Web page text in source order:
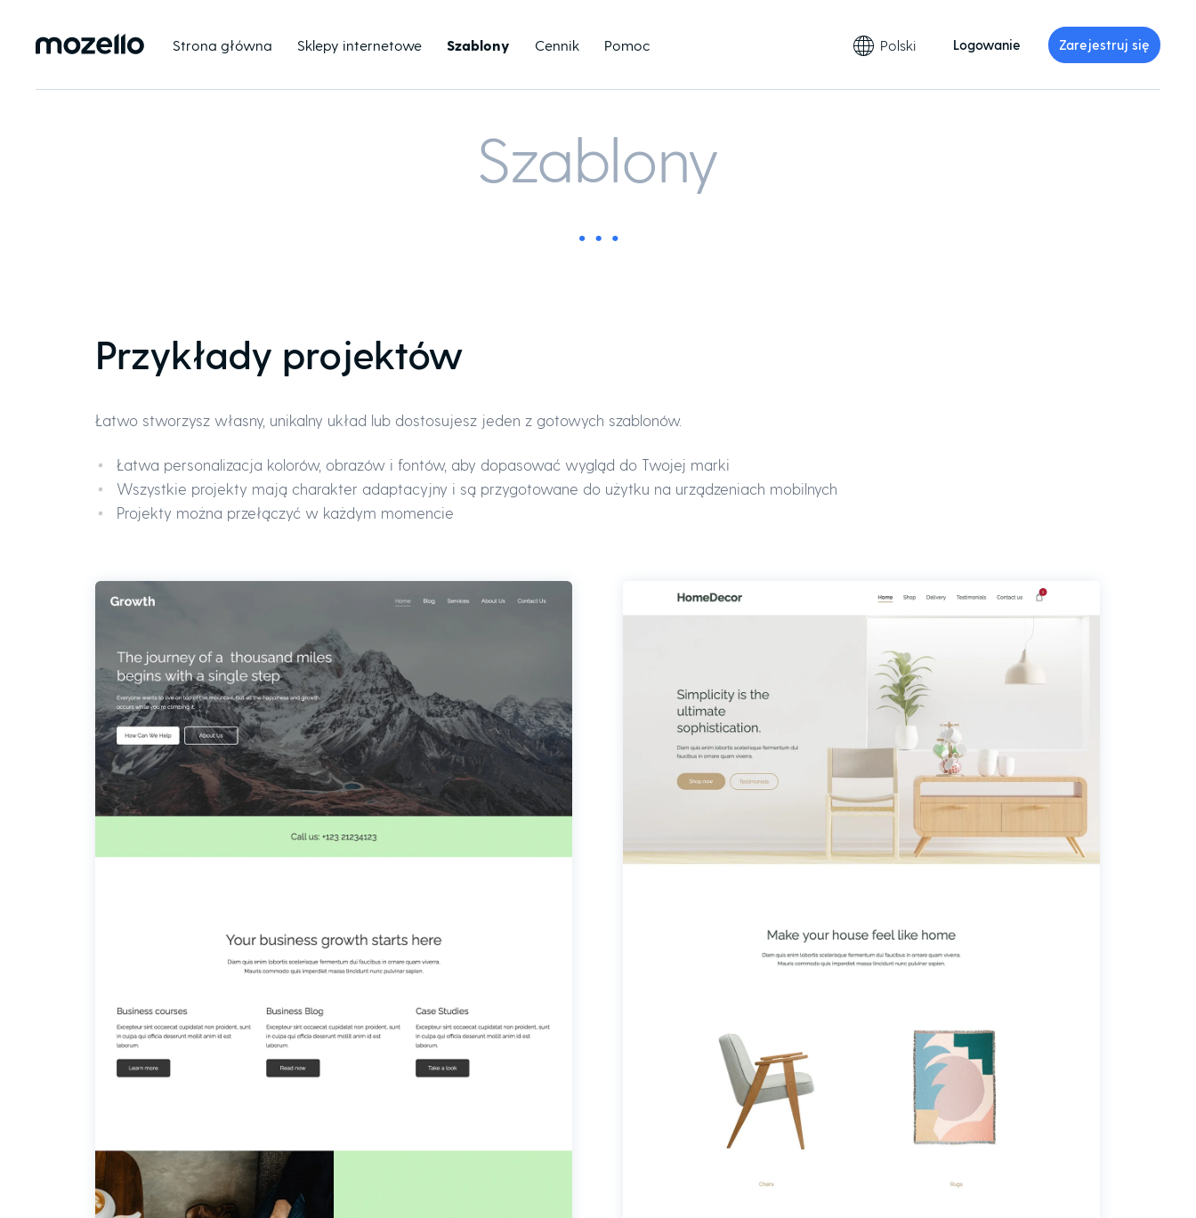
Strona główna Sklepy internetowe Szablony Cennik Pomoc Polski Logowanie Zarejestruj się
Szablony
Przykłady projektów
Łatwo stworzysz własny, unikalny układ lub dostosujesz jeden z gotowych szablonów.
Łatwa personalizacja kolorów, obrazów i fontów, aby dopasować wygląd do Twojej marki
Wszystkie projekty mają charakter adaptacyjny i są przygotowane do użytku na urządzeniach mobilnych
Projekty można przełączyć w każdym momencie